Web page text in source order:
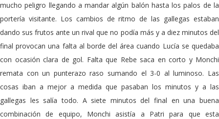
mucho peligro llegando a mandar algún balón hasta los palos de la
portería visitante. Los cambios de ritmo de las gallegas estaban
dando sus frutos ante un rival que no podía más y a diez minutos del
final provocan una falta al borde del área cuando Lucía se quedaba
con ocasión clara de gol. Falta que Rebe saca en corto y Monchi
remata con un punterazo raso sumando el 3-0 al luminoso. Las
cosas iban a mejor a medida que pasaban los minutos y a las
gallegas les salía todo. A siete minutos del final en una buena
combinación de equipo, Monchi asistía a Patri para que esta